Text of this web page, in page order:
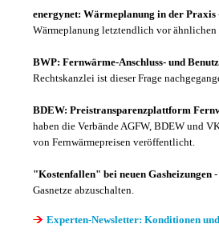
energynet: Wärmeplanung in der Praxis
Wärmeplanung letztendlich vor ähnlichen
BWP: Fernwärme-Anschluss- und
Rechtskanzlei ist dieser Frage
BDEW: Preistransparenzplattform
haben die Verbände AGFW, BDEW und
von Fernwärmepreisen veröffentlicht.
"Kostenfallen" bei neuen Gasheizungen
Gasnetze abzuschalten.
Experten-Newsletter: Konditionen